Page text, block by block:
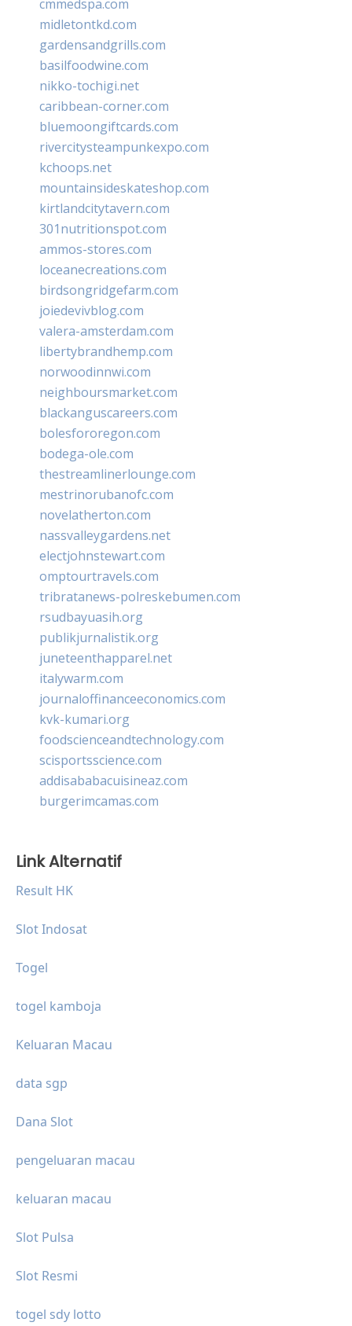
cmmedspa.com
midletontkd.com
gardensandgrills.com
basilfoodwine.com
nikko-tochigi.net
caribbean-corner.com
bluemoongiftcards.com
rivercitysteampunkexpo.com
kchoops.net
mountainsideskateshop.com
kirtlandcitytavern.com
301nutritionspot.com
ammos-stores.com
loceanecreations.com
birdsongridgefarm.com
joiedevivblog.com
valera-amsterdam.com
libertybrandhemp.com
norwoodinnwi.com
neighboursmarket.com
blackanguscareers.com
bolesfororegon.com
bodega-ole.com
thestreamlinerlounge.com
mestrinorubanofc.com
novelatherton.com
nassvalleygardens.net
electjohnstewart.com
omptourtravels.com
tribratanews-polreskebumen.com
rsudbayuasih.org
publikjurnalistik.org
juneteenthapparel.net
italywarm.com
journaloffinanceeconomics.com
kvk-kumari.org
foodscienceandtechnology.com
scisportsscience.com
addisababacuisineaz.com
burgerimcamas.com
Link Alternatif
Result HK
Slot Indosat
Togel
togel kamboja
Keluaran Macau
data sgp
Dana Slot
pengeluaran macau
keluaran macau
Slot Pulsa
Slot Resmi
togel sdy lotto